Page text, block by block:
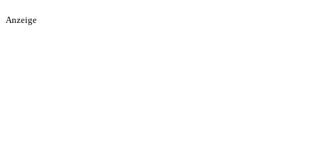
Anzeige